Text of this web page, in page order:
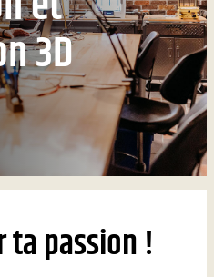
3D
passion !